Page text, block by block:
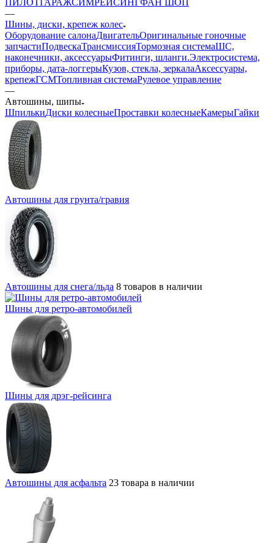
—
Шины, диски, крепеж колес
Оборудование салонаДвигательОригинальные гоночные
запчастиПодвескаТрансмиссияТормозная системаШС,
наконечники, аксессуарыФитинги, шланги.Электросистема,
приборы, дата-логгерыКузов, стекла, зеркалаАксессуары,
крепежГСМТопливная системаРулевое управление
—
Автошины, шипы
ШпилькиДиски колесныеПроставки колесныеКамерыГайки
Автошины для грунта/гравия
Автошины для снега/льда 8 товаров в наличии
Шины для ретро-автомобилей
Шины для дрэг-рейсинга
Автошины для асфальта 23 товара в наличии